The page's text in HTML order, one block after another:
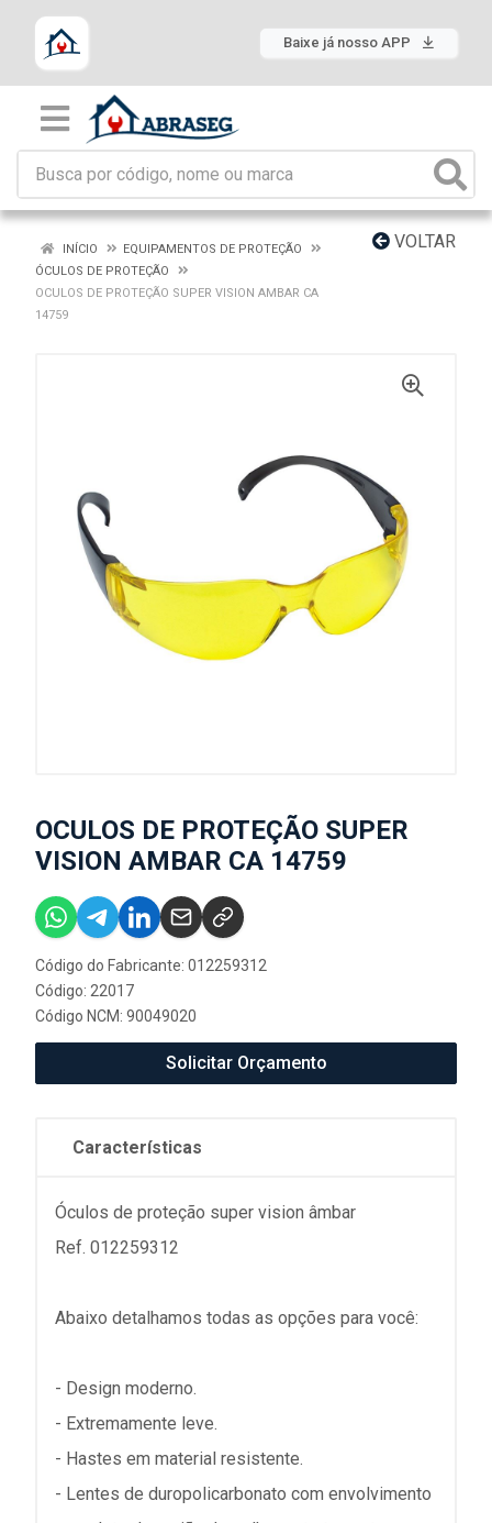
Baixe já nosso APP
VOLTAR
INÍCIO
EQUIPAMENTOS DE PROTEÇÃO
ÓCULOS DE PROTEÇÃO
OCULOS DE PROTEÇÃO SUPER VISION AMBAR CA
14759
OCULOS DE PROTEÇÃO SUPER
VISION AMBAR CA 14759
Código do Fabricante: 012259312
Código: 22017
Código NCM: 90049020
Solicitar Orçamento
Características
Óculos de proteção super vision âmbar
Ref. 012259312
Abaixo detalhamos todas as opções para você:
- Design moderno.
- Extremamente leve.
- Hastes em material resistente.
- Lentes de duropolicarbonato com envolvimento